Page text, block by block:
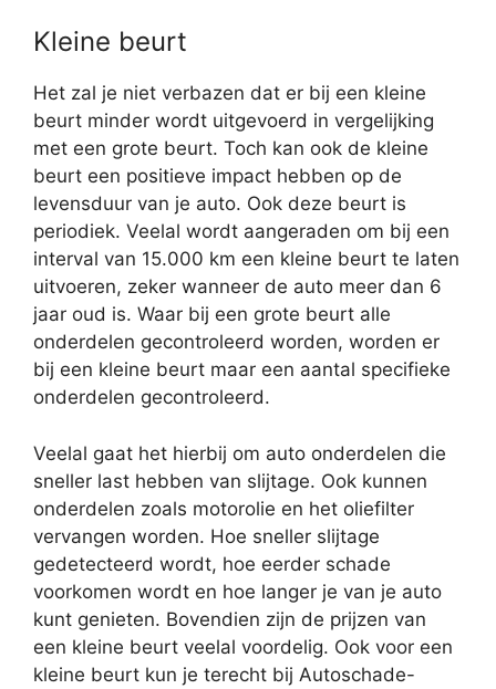
Kleine beurt
Het zal je niet verbazen dat er bij een kleine
beurt minder wordt uitgevoerd in vergelijking
met een grote beurt. Toch kan ook de kleine
beurt een positieve impact hebben op de
levensduur van je auto. Ook deze beurt is
periodiek. Veelal wordt aangeraden om bij een
interval van 15.000 km een kleine beurt te laten
uitvoeren, zeker wanneer de auto meer dan 6
jaar oud is. Waar bij een grote beurt alle
onderdelen gecontroleerd worden, worden er
bij een kleine beurt maar een aantal specifieke
onderdelen gecontroleerd.
Veelal gaat het hierbij om auto onderdelen die
sneller last hebben van slijtage. Ook kunnen
onderdelen zoals motorolie en het oliefilter
vervangen worden. Hoe sneller slijtage
gedetecteerd wordt, hoe eerder schade
voorkomen wordt en hoe langer je van je auto
kunt genieten. Bovendien zijn de prijzen van
een kleine beurt veelal voordelig. Ook voor een
kleine beurt kun je terecht bij Autoschade-